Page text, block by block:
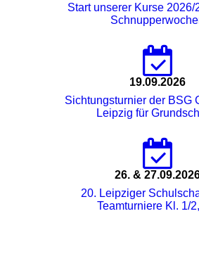
Start unserer Kurse 2026/
19.09.2026
Sichtungsturnier der BSG
Leipzig für
26. &
20. Leipziger
Teamturniere Kl. 1/